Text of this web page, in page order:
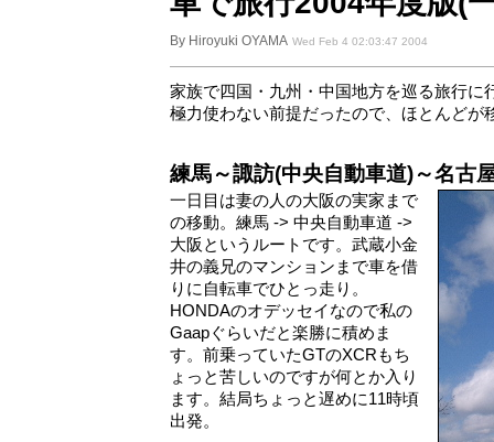
By Hiroyuki OYAMA Wed Feb 4 02:03:47 2004
家族で四国・九州・中国地方を巡る旅行に
極力使わない前提だったので、ほとんどが
練馬～諏訪(中央自動車道)～名古
一日目は妻の人の大阪の実家まで
の移動。練馬 -> 中央自動車道 ->
大阪というルートです。武蔵小金
井の義兄のマンションまで車を借
りに自転車でひとっ走り。
HONDAのオデッセイなので私の
Gaapぐらいだと楽勝に積めま
す。前乗っていたGTのXCRもち
ょっと苦しいのですが何とか入り
ます。結局ちょっと遅めに11時頃
出発。